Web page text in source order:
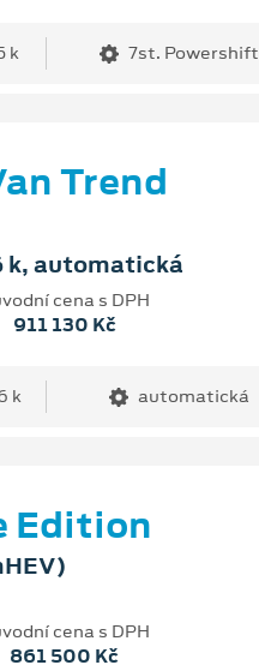
k 7st. Powershift
Trend
k, automatická
cena s DPH
911 130 Kč
k automatická
Edition
cena s DPH
861 500 Kč